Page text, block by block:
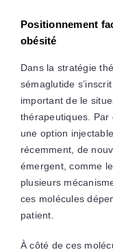
Positionnement
obésité
Dans la stratégie
sémaglutide
important de le
thérapeutiques. Par
une option
récemment, de
émergent, comme le
plusieurs
ces molécules
patient.
À côté de ces